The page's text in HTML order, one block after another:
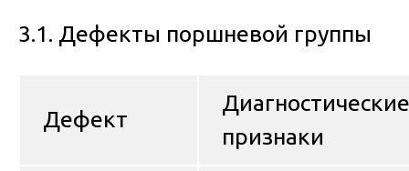
3.1. Дефекты поршневой группы
Дефект
Диагностические
признаки